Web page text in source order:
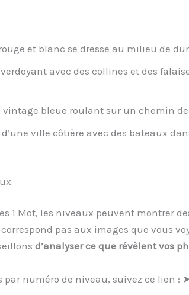
et blanc se dresse au milieu de
avec des collines et des
bleue roulant sur un chemin
ville côtière avec des bateaux
1 Mot, les niveaux peuvent montrer
pas aux images que vous
d’analyser ce que révèlent vos
par numéro de niveau, suivez ce lien :